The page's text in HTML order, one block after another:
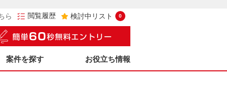
ら 閲覧履歴 検討中リスト 0
案件を探す お役立ち情報